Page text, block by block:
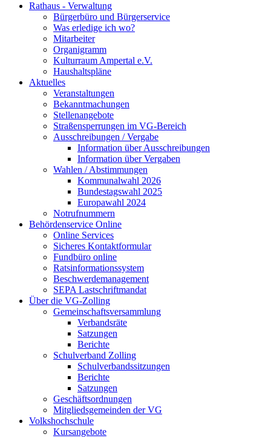
Rathaus - Verwaltung
Bürgerbüro und Bürgerservice
Was erledige ich wo?
Mitarbeiter
Organigramm
Kulturraum Ampertal e.V.
Haushaltspläne
Aktuelles
Veranstaltungen
Bekanntmachungen
Stellenangebote
Straßensperrungen im VG-Bereich
Ausschreibungen / Vergabe
Information über Ausschreibungen
Information über Vergaben
Wahlen / Abstimmungen
Kommunalwahl 2026
Bundestagswahl 2025
Europawahl 2024
Notrufnummern
Behördenservice Online
Online Services
Sicheres Kontaktformular
Fundbüro online
Ratsinformationssystem
Beschwerdemanagement
SEPA Lastschriftmandat
Über die VG-Zolling
Gemeinschaftsversammlung
Verbandsräte
Satzungen
Berichte
Schulverband Zolling
Schulverbandssitzungen
Berichte
Satzungen
Geschäftsordnungen
Mitgliedsgemeinden der VG
Volkshochschule
Kursangebote